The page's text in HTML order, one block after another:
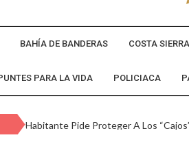
BAHÍA DE BANDERAS COSTA SIERRA
PARA LA VIDA POLICIACA
Habitante Pide Proteger A Los